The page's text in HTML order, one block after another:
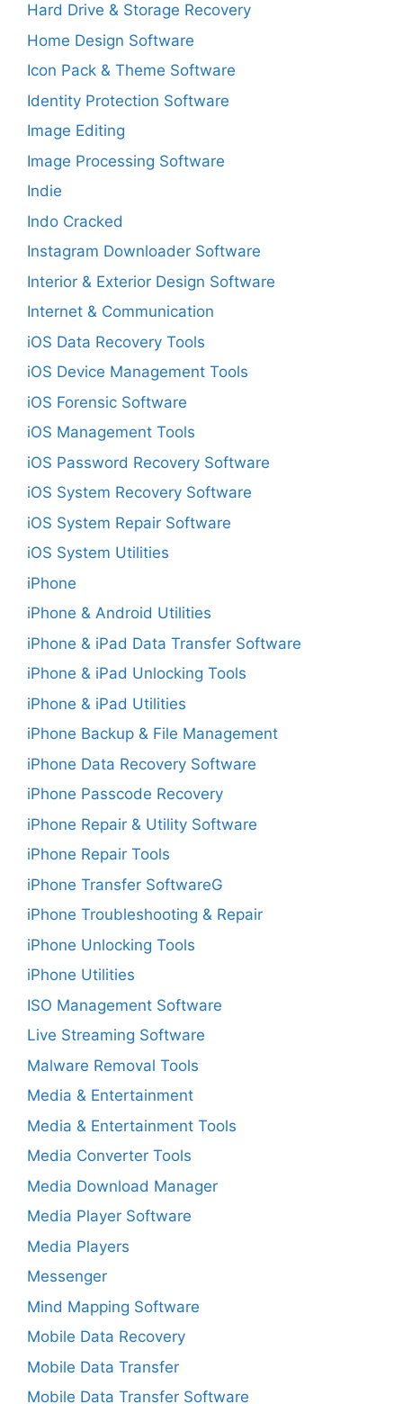
Hard Drive & Storage Recovery
Home Design Software
Icon Pack & Theme Software
Identity Protection Software
Image Editing
Image Processing Software
Indie
Indo Cracked
Instagram Downloader Software
Interior & Exterior Design Software
Internet & Communication
iOS Data Recovery Tools
iOS Device Management Tools
iOS Forensic Software
iOS Management Tools
iOS Password Recovery Software
iOS System Recovery Software
iOS System Repair Software
iOS System Utilities
iPhone
iPhone & Android Utilities
iPhone & iPad Data Transfer Software
iPhone & iPad Unlocking Tools
iPhone & iPad Utilities
iPhone Backup & File Management
iPhone Data Recovery Software
iPhone Passcode Recovery
iPhone Repair & Utility Software
iPhone Repair Tools
iPhone Transfer SoftwareG
iPhone Troubleshooting & Repair
iPhone Unlocking Tools
iPhone Utilities
ISO Management Software
Live Streaming Software
Malware Removal Tools
Media & Entertainment
Media & Entertainment Tools
Media Converter Tools
Media Download Manager
Media Player Software
Media Players
Messenger
Mind Mapping Software
Mobile Data Recovery
Mobile Data Transfer
Mobile Data Transfer Software